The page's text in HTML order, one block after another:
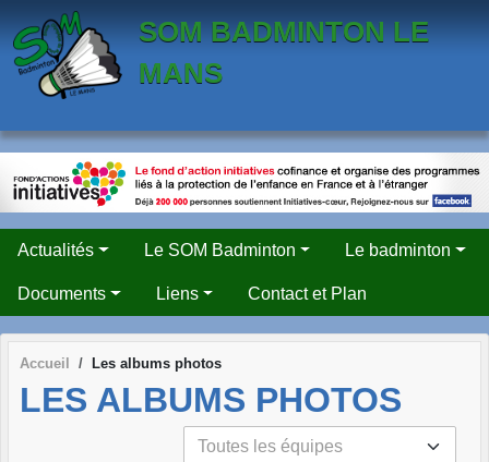
SOM BADMINTON LE
MANS
Actualités Le SOM Badminton Le badminton
Documents Liens Contact et Plan
Accueil Les albums photos
LES ALBUMS PHOTOS
Panneau de gestion des cookies